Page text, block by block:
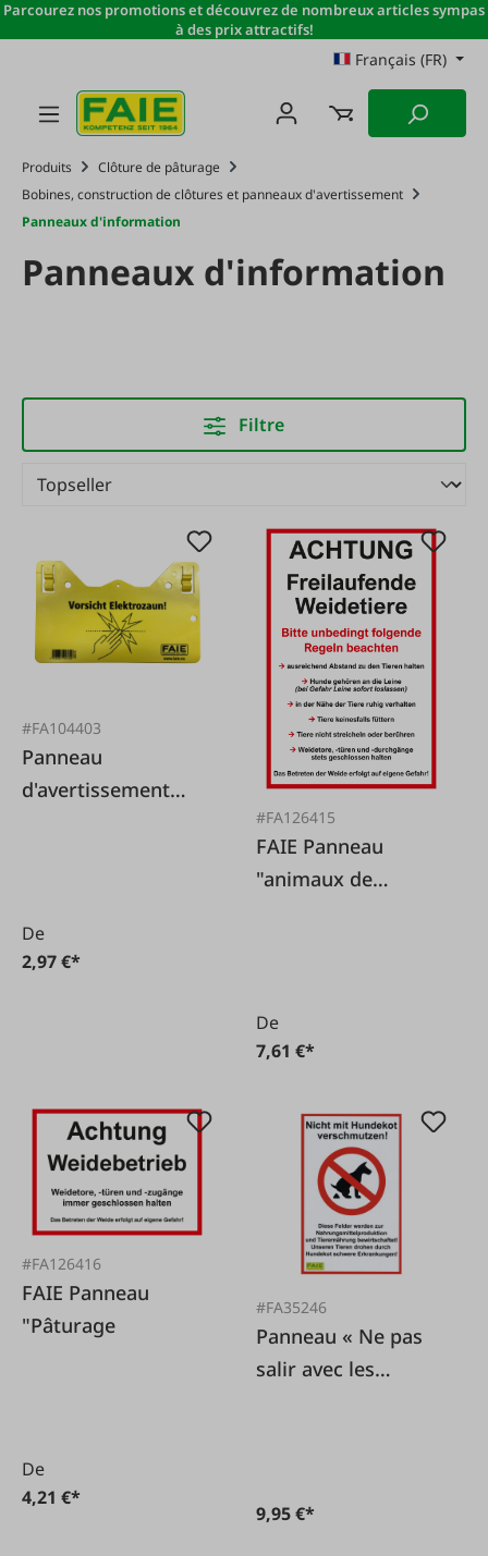
Passer au contenu principal
Parcourez nos promotions et découvrez de nombreux articles sympas
à des prix attractifs!
Français (FR)
Produits
Clôture de pâturage
Bobines, construction de clôtures et panneaux d'avertissement
Panneaux d'information
Panneaux d'information
Filtre
#FA104403
Panneau
d'avertissement
De
2,97 €*
#FA126415
FAIE Panneau
"animaux de
De
7,61 €*
#FA126416
FAIE Panneau
"Pâturage
De
4,21 €*
#FA35246
Panneau « Ne pas
salir avec les
9,95 €*